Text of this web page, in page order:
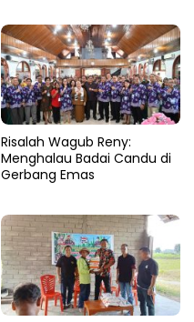
Risalah Wagub Reny:
Menghalau Badai Candu di
Gerbang Emas